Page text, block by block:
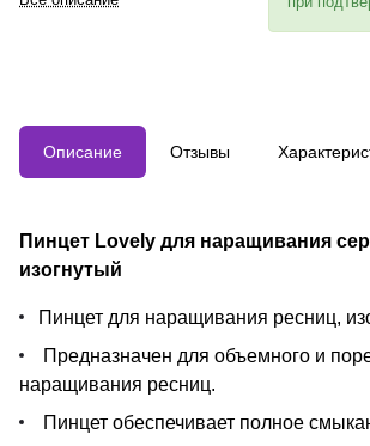
кончиков и изготовлен из
Описание Отзывы
Пинцет Lovely для наращивания
изогнутый
Пинцет для наращивания ресниц,
Предназначен для объемного и
наращивания ресниц.
Пинцет обеспечивает полное